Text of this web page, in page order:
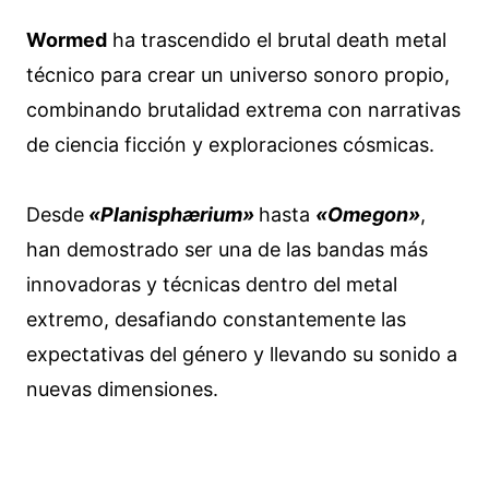
Wormed ha trascendido el brutal death metal
técnico para crear un universo sonoro propio,
combinando brutalidad extrema con narrativas
de ciencia ficción y exploraciones cósmicas.
Desde «Planisphærium» hasta «Omegon»,
han demostrado ser una de las bandas más
innovadoras y técnicas dentro del metal
extremo, desafiando constantemente las
expectativas del género y llevando su sonido a
nuevas dimensiones.